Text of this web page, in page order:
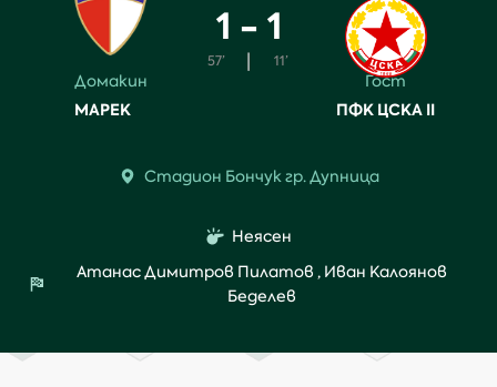
Домакин
МАРЕК
1 - 1
57’ 11’
Гост
ПФК ЦСКА II
Стадион Бончукгр.Дупница
Неясен
Атанас Димитров Пилатов , Иван Калоянов
Беделев